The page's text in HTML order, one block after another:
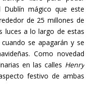
mágico que este
de 25 millones de
luces a lo largo de estas
se apagarán y se
Como novedad
en las calles Henry
festivo de ambas